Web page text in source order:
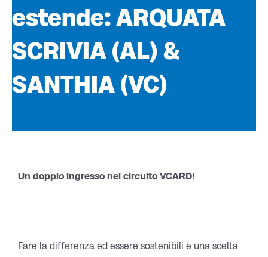
estende: ARQUATA
SCRIVIA (AL) &
SANTHIA (VC)
Un doppio ingresso nel circuito VCARD!
Fare la differenza ed essere sostenibili è una scelta